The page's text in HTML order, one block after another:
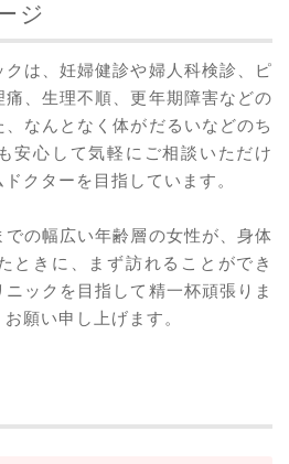
ジ
は、妊婦健診や婦人科検診、ピ
、生理不順、更年期障害などの
なんとなく体がだるいなどのち
安心して気軽にご相談いただけ
クターを目指しています。
の幅広い年齢層の女性が、身体
ときに、まず訪れることができ
ックを目指して精一杯頑張りま
願い申し上げます。